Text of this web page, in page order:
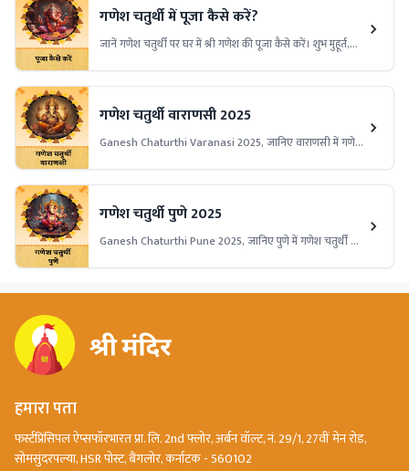
गणेश चतुर्थी में पूजा कैसे करें?
जानें गणेश चतुर्थी पर घर में श्री गणेश की पूजा कैसे करें। शुभ मुहूर्त,
का आशीर्वाद प्राप्त करें।
गणेश चतुर्थी वाराणसी 2025
Ganesh Chaturthi Varanasi 2025, जानिए वाराणसी में गणेश
विसर्जन स्थल और धार्मिक महत्व।
गणेश चतुर्थी पुणे 2025
Ganesh Chaturthi Pune 2025, जानिए पुणे में गणेश चतुर्थी की
प्रमुख पंडाल, भव्य झांकियाँ और सांस्कृतिक उत्सव का महत्व।
हमारा पता
फर्स्टप्रिंसिपल ऐप्सफॉरभारत प्रा. लि. 2nd फ्लोर, अर्बन वॉल्ट, नं. 29/1, 27वीं मेन रोड,
सोमसुंदरपल्या, HSR पोस्ट, बैंगलोर, कर्नाटक - 560102